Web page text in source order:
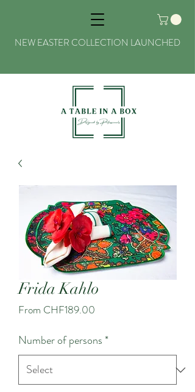
NEW EASTER COLLECTION LAUNCHED
Frida Kahlo
From CHF189.00
Number of persons*